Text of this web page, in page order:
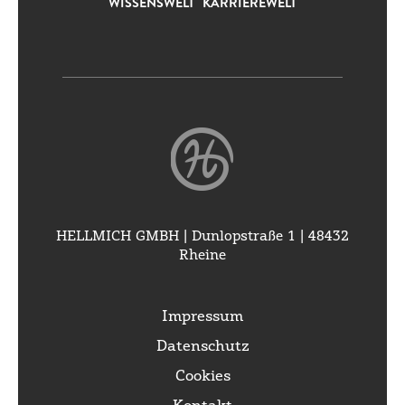
HELLMICH GMBH | Dunlopstraße 1 | 48432
Rheine
Impressum
Datenschutz
Cookies